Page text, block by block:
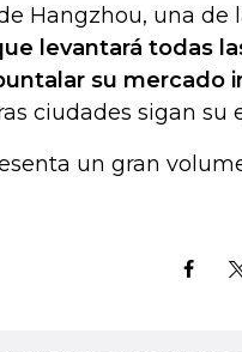
Hangzhou, una de
levantará todas
su mercado
ciudades sigan su
un gran